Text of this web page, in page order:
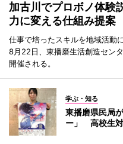
加古川でプロボノ体
力に変える仕組み提案
仕事で培ったスキルを地域活動
8月22日、東播磨生活創造セン
開催される。
学ぶ・知る
東播磨県民局
ー」 高校生